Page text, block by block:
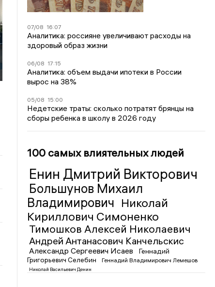
07/08 16:07
Аналитика: россияне увеличивают расходы на
здоровый образ жизни
06/08 17:15
Аналитика: объем выдачи ипотеки в России
вырос на 38%
05/08 15:00
Недетские траты: сколько потратят брянцы на
сборы ребенка в школу в 2026 году
100 самых влиятельных людей
Енин Дмитрий Викторович
Большунов Михаил
Владимирович Николай
Кириллович Симоненко
Тимошков Алексей Николаевич
Андрей Антанасович Канчельскис
Александр Сергеевич Исаев
Геннадий
Григорьевич Селебин
Геннадий Владимирович Лемешов
Николай Васильевич Денин